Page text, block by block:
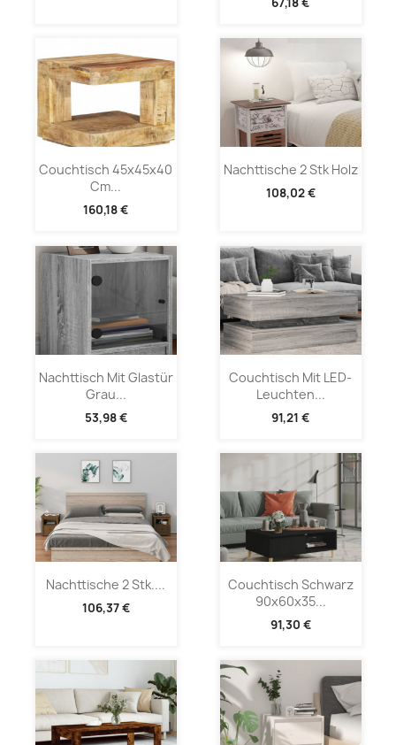
Couchtisch 45x45x40
Cm...
160,18 €
Nachttische 2 Stk Holz
108,02 €
Nachttisch Mit Glastür
Grau...
53,98 €
Couchtisch Mit LED-
Leuchten...
91,21 €
Nachttische 2 Stk....
106,37 €
Couchtisch Schwarz
90x60x35...
91,30 €